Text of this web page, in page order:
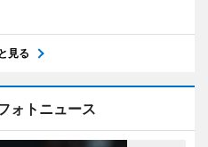
見る
ォトニュース